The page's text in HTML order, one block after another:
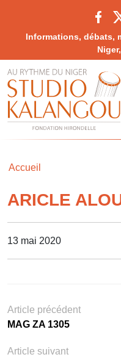
Informations, débats,
Accueil
ARICLE
13 mai 2020
Article précédent
MAG ZA 1305
Article suivant